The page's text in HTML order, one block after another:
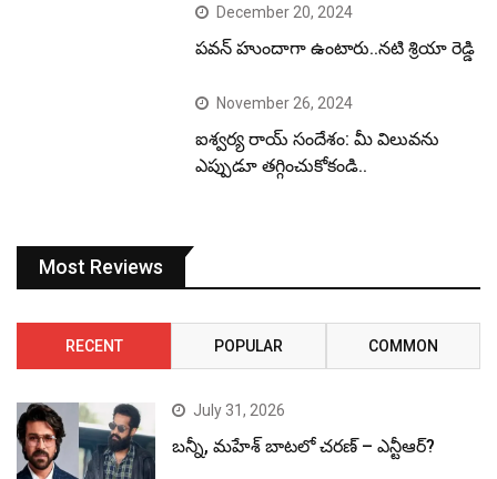
December 20, 2024
పవన్ హుందాగా ఉంటారు..నటి శ్రియా రెడ్డి
November 26, 2024
ఐశ్వర్య రాయ్ సందేశం: మీ విలువను
ఎప్పుడూ తగ్గించుకోకండి..
Most Reviews
RECENT POPULAR COMMON
July 31, 2026
బన్నీ, మహేశ్ బాటలో చరణ్ – ఎన్టీఆర్?